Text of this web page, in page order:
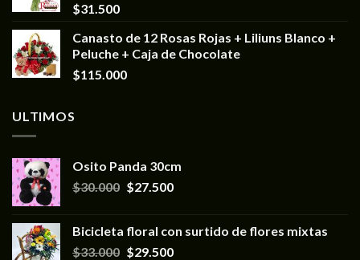
$31.500
Canasto de 12 Rosas Rojas + Liliuns Blanco +
Peluche + Caja de Chocolate
$115.000
ULTIMOS
Osito Panda 30cm
$30.000 $27.500
Bicicleta floral con surtido de flores mixtas
$33.000 $29.500